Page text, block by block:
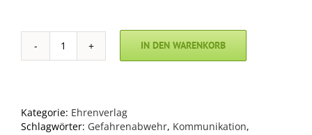
Ratgeber
Gefahrenabwehr:
Sie
sich
IN DEN WARENKORB
Kategorie: Ehrenverlag
Schlagwörter: Gefahrenabwehr, Kommunikation,